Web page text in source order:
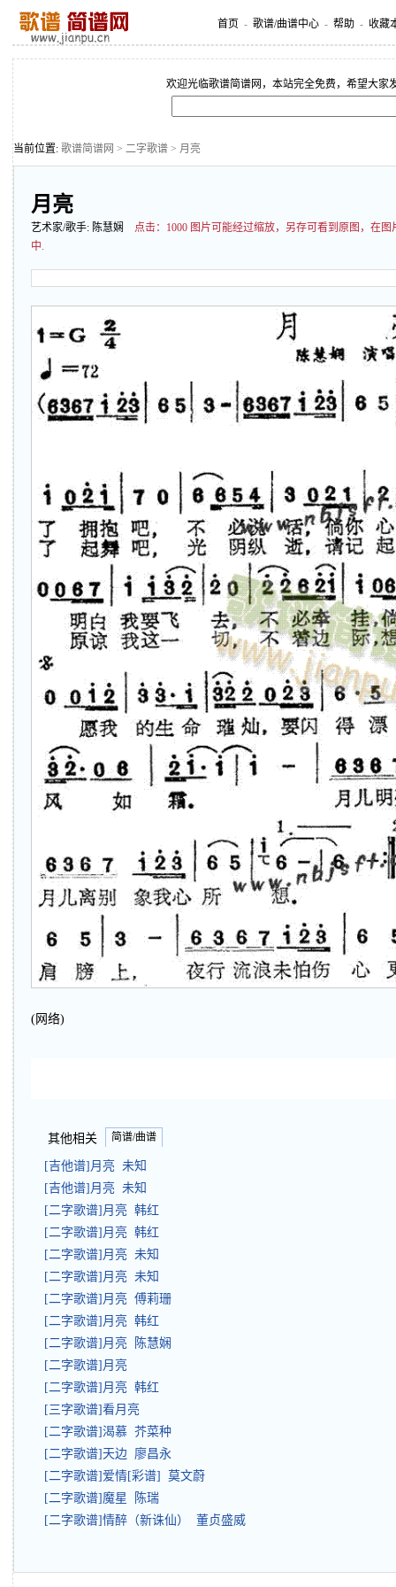
首页 - 歌谱/曲谱中心 - 帮助 - 收藏
欢迎光临歌谱简谱网，本站完全免费，希望大家
当前位置: 歌谱简谱网 > 二字歌谱 > 月亮
月亮
艺术家/歌手: 陈慧娴 点击： 1000 图片可能经过缩放，另存可看到原图，在
中.
(网络)
其他相关 简谱/曲谱
[吉他谱]月亮 未知
[吉他谱]月亮 未知
[二字歌谱]月亮 韩红
[二字歌谱]月亮 韩红
[二字歌谱]月亮 未知
[二字歌谱]月亮 未知
[二字歌谱]月亮 傅莉珊
[二字歌谱]月亮 韩红
[二字歌谱]月亮 陈慧娴
[二字歌谱]月亮
[二字歌谱]月亮 韩红
[三字歌谱]看月亮
[二字歌谱]渴慕 芥菜种
[二字歌谱]天边 廖昌永
[二字歌谱]爱情[彩谱] 莫文蔚
[二字歌谱]魔星 陈瑞
[二字歌谱]情醉（新诛仙） 董贞盛威